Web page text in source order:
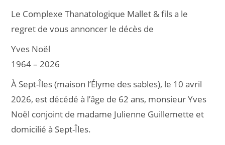
Le Complexe Thanatologique Mallet & fils a le
regret de vous annoncer le décès de
Yves Noël
1964 – 2026
À Sept-Îles (maison l’Élyme des sables), le 10 avril
2026, est décédé à l’âge de 62 ans, monsieur Yves
Noël conjoint de madame Julienne Guillemette et
domicilié à Sept-Îles.